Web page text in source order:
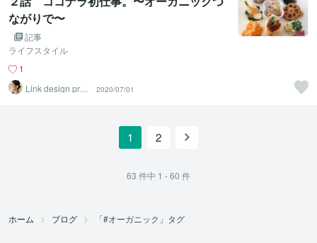
ながりで〜
記事
ライフスタイル
1
Link design proj
2020/07/01
1 2
63 件中 1 - 60 件
ホーム ブログ 「#オーガニック」タグ